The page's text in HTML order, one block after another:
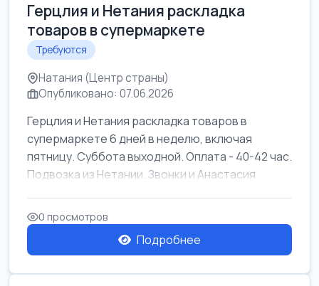
Герцлия и Нетания раскладка
товаров в супермаркете
Требуются
Натания (Центр страны)
Опубликовано: 07.06.2026
Герцлия и Нетания раскладка товаров в
супермаркете 6 дней в неделю, включая
пятницу. Суббота выходной. Оплата - 40-42 час.
Подвозка из Нетании. Звонки и Анастасия
0 просмотров
Подробнее